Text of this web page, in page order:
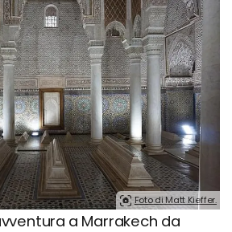
Foto di Matt Kieffer.
a Marrakech da